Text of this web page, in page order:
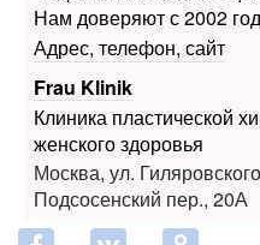
Frau Klinik
Клиника пластической
женского здоровья
Москва, ул. Гиляровского,
Подсосенский пер., 20А